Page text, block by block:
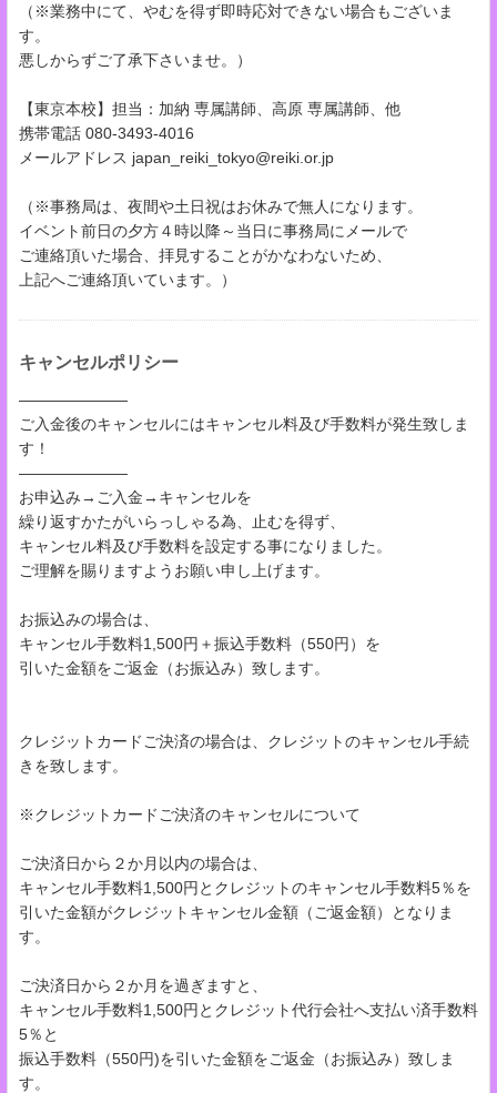
（※業務中にて、やむを得ず即時応対できない場合もございま
す。
悪しからずご了承下さいませ。）
【東京本校】担当：加納 専属講師、高原 専属講師、他
携帯電話 080-3493-4016
メールアドレス japan_reiki_tokyo@reiki.or.jp
（※事務局は、夜間や土日祝はお休みで無人になります。
イベント前日の夕方４時以降～当日に事務局にメールで
ご連絡頂いた場合、拝見することがかなわないため、
上記へご連絡頂いています。）
キャンセルポリシー
―――――――
ご入金後のキャンセルにはキャンセル料及び手数料が発生致しま
す！
―――――――
お申込み→ご入金→キャンセルを
繰り返すかたがいらっしゃる為、止むを得ず、
キャンセル料及び手数料を設定する事になりました。
ご理解を賜りますようお願い申し上げます。
お振込みの場合は、
キャンセル手数料1,500円＋振込手数料（550円）を
引いた金額をご返金（お振込み）致します。
クレジットカードご決済の場合は、クレジットのキャンセル手続
きを致します。
※クレジットカードご決済のキャンセルについて
ご決済日から２か月以内の場合は、
キャンセル手数料1,500円とクレジットのキャンセル手数料5％を
引いた金額がクレジットキャンセル金額（ご返金額）となりま
す。
ご決済日から２か月を過ぎますと、
キャンセル手数料1,500円とクレジット代行会社へ支払い済手数料
5％と
振込手数料（550円)を引いた金額をご返金（お振込み）致しま
す。